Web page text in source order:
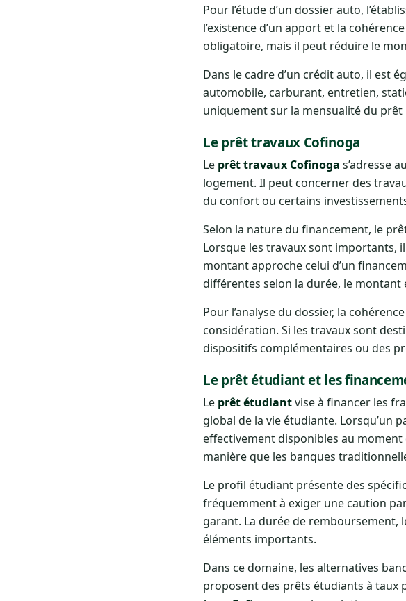
Pour l’étude d’un dossier auto,
l’existence d’un apport et la
obligatoire, mais il peut réduire le
Dans le cadre d’un crédit auto, il est
automobile, carburant, entretien,
uniquement sur la mensualité du
Le prêt travaux Cofinoga
Le prêt travaux Cofinoga s’adresse
logement. Il peut concerner des
du confort ou certains
Selon la nature du financement, le
Lorsque les travaux sont importants,
montant approche celui d’un
différentes selon la durée, le
Pour l’analyse du dossier, la
considération. Si les travaux sont
dispositifs complémentaires ou des
Le prêt étudiant et les
Le prêt étudiantvise à financer les
global de la vie étudiante. Lorsqu’un
effectivement disponibles au moment
manière que les banques
Le profil étudiant présente des
fréquemment à exiger une caution
garant. La durée de remboursement,
éléments importants.
Dans ce domaine, les alternatives
proposent des prêts étudiants à taux